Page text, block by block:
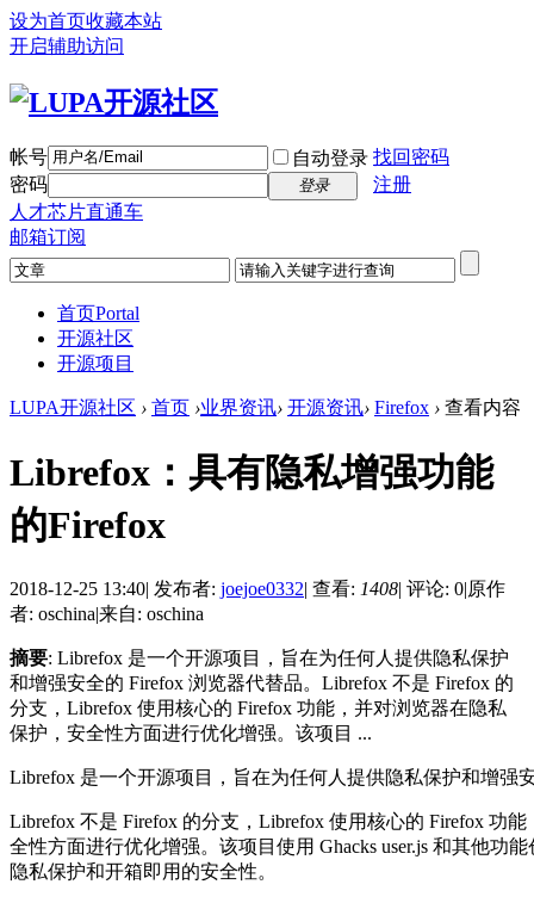
设为首页收藏本站
开启辅助访问
帐号 自动登录 找回密码
密码
登录
注册
人才芯片直通车
邮箱订阅
首页Portal
开源社区
开源项目
LUPA开源社区 › 首页 ›业界资讯› 开源资讯› Firefox › 查看内容
Librefox：具有隐私增强功能
的Firefox
2018-12-25 13:40| 发布者: joejoe0332| 查看: 1408| 评论: 0|原作
者: oschina|来自: oschina
摘要: Librefox 是一个开源项目，旨在为任何人提供隐私保护
和增强安全的 Firefox 浏览器代替品。Librefox 不是 Firefox 的
分支，Librefox 使用核心的 Firefox 功能，并对浏览器在隐私
保护，安全性方面进行优化增强。该项目 ...
Librefox 是一个开源项目，旨在为任何人提供隐私保护和增强
Librefox 不是 Firefox 的分支，Librefox 使用核心的 Firefox 功
全性方面进行优化增强。该项目使用 Ghacks user.js 和其他功
隐私保护和开箱即用的安全性。